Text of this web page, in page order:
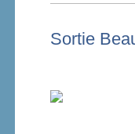
Sortie